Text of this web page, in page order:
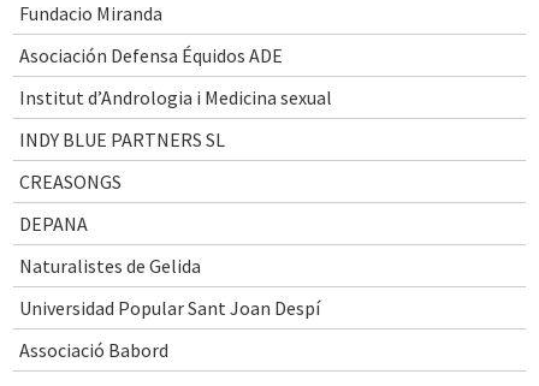
Fundacio Miranda
Asociación Defensa Équidos ADE
Institut d’Andrologia i Medicina sexual
INDY BLUE PARTNERS SL
CREASONGS
DEPANA
Naturalistes de Gelida
Universidad Popular Sant Joan Despí
Associació Babord